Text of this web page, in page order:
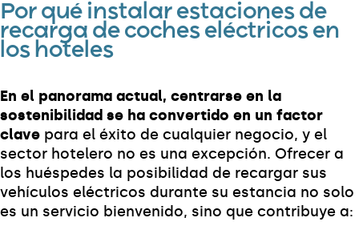
Por qué instalar estaciones de
recarga de coches eléctricos en
los hoteles
En el panorama actual, centrarse en la
sostenibilidad se ha convertido en un factor
clave para el éxito de cualquier negocio, y el
sector hotelero no es una excepción. Ofrecer a
los huéspedes la posibilidad de recargar sus
vehículos eléctricos durante su estancia no solo
es un servicio bienvenido, sino que contribuye a: